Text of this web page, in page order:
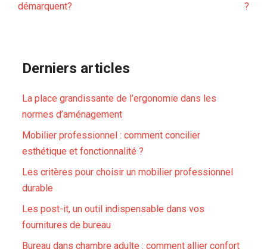
démarquent?
?
Derniers articles
La place grandissante de l’ergonomie dans les
normes d’aménagement
Mobilier professionnel : comment concilier
esthétique et fonctionnalité ?
Les critères pour choisir un mobilier professionnel
durable
Les post-it, un outil indispensable dans vos
fournitures de bureau
Bureau dans chambre adulte : comment allier confort